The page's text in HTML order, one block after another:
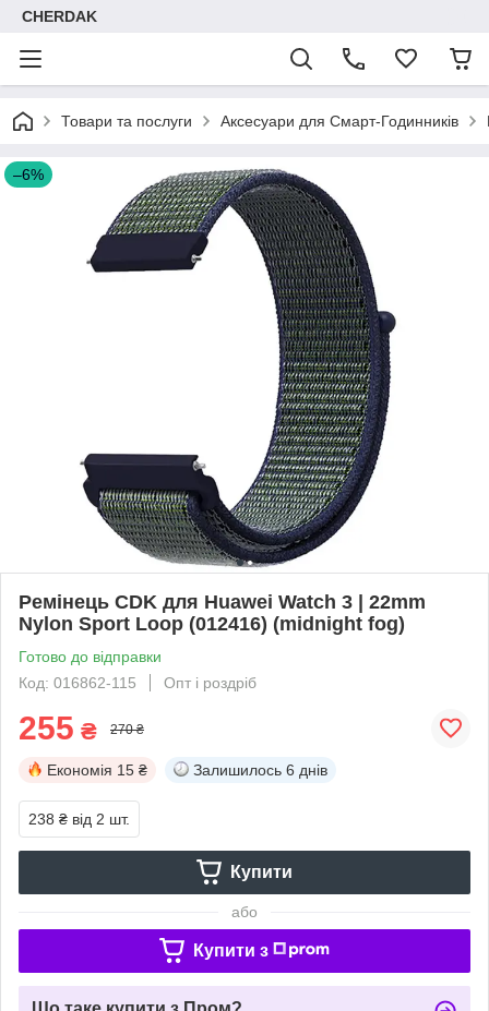
CHERDAK
Товари та послуги Аксесуари для Смарт-Годинників
–6%
Ремінець CDK для Huawei Watch 3 | 22mm
Nylon Sport Loop (012416) (midnight fog)
Готово до відправки
Код: 016862-115
Опт і роздріб
255 ₴ 270 ₴
Економія 15 ₴ Залишилось 6 днів
238 ₴ від 2 шт.
Купити
або
Купити з